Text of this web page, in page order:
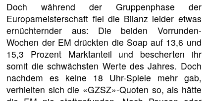
Doch während der Gruppenphase der
Europameisterschaft fiel die Bilanz leider etwas
ernüchternder aus: Die beiden Vorrunden-
Wochen der EM drückten die Soap auf 13,6 und
15,3 Prozent Marktanteil und bescherten ihr
somit die schwächsten Werte des Jahres. Doch
nachdem es keine 18 Uhr-Spiele mehr gab,
verhielten sich die «GZSZ»-Quoten so, als hätte